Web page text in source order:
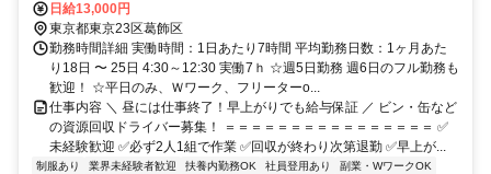
イク通勤OK！
日給13,000円
東京都東京23区葛飾区
勤務時間詳細 実働時間：1日あたり7時間 平均勤務日数：1ヶ月あた
り18日 〜 25日 4:30～12:30 実働7ｈ ☆週5日勤務 週6日のフル勤務も
歓迎！ ☆平日のみ、Ｗワーク、フリーターo...
仕事内容 ＼ 昼には仕事終了！早上がりでも給与保証 ／ ビン・缶など
の資源回収ドライバー募集！ ＝＝＝＝＝＝＝＝＝＝＝＝＝＝＝＝ ✅
未経験歓迎 ✅必ず2人1組で作業 ✅回収が終わり次第退勤 ✅早上が...
制服あり 業界未経験者歓迎 扶養内勤務OK 社員登用あり
副業・WワークOK